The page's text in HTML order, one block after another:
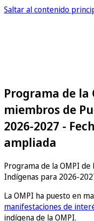
Saltar al contenido
Programa de la
miembros de
2026-2027 -
ampliada
Programa de la OMPI
Indígenas para 2026-
La OMPI ha puesto en
manifestaciones de
indígena de la OMPI.